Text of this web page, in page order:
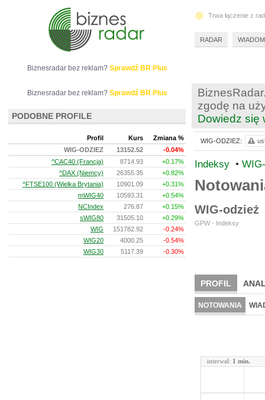
zgodę na
Dowiedz się
Indeksy •
WIG-odzież
GPW - Indeksy
PROFIL
NOTOWANIA
interwał: 1 min.
WIG-ODZIEZ:
Biznesradar bez reklam? Sprawdź BR Plus
Biznesradar bez reklam? Sprawdź BR Plus
PODOBNE PROFILE
Profil Kurs
Zmiana %
WIG-ODZIEZ
13152.52
-0.04%
^CAC40 (Francja)
8714.93
+0.17%
^DAX (Niemcy)
26355.35
+0.82%
^FTSE100 (Wielka Brytania)
10901.09
+0.31%
mWIG40
10593.31
+0.54%
NCIndex
276.87
+0.15%
sWIG80
31505.10
+0.29%
WIG
151782.92
-0.24%
WIG20
4000.25
-0.54%
WIG30
5117.39 -0.30%
Trwa łączenie z
RADAR